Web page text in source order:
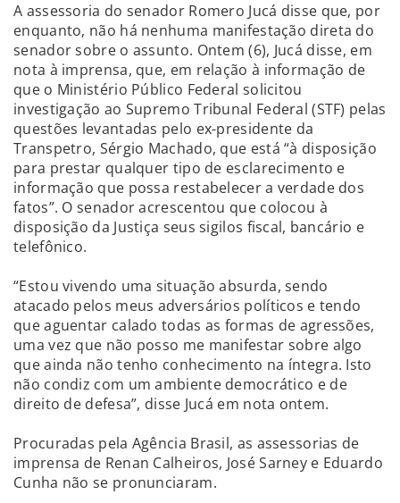
A assessoria do senador Romero Jucá disse que, por
enquanto, não há nenhuma manifestação direta do
senador sobre o assunto. Ontem (6), Jucá disse, em
nota à imprensa, que, em relação à informação de
que o Ministério Público Federal solicitou
investigação ao Supremo Tribunal Federal (STF) pelas
questões levantadas pelo ex-presidente da
Transpetro, Sérgio Machado, que está “à disposição
para prestar qualquer tipo de esclarecimento e
informação que possa restabelecer a verdade dos
fatos”. O senador acrescentou que colocou à
disposição da Justiça seus sigilos fiscal, bancário e
telefônico.
“Estou vivendo uma situação absurda, sendo
atacado pelos meus adversários políticos e tendo
que aguentar calado todas as formas de agressões,
uma vez que não posso me manifestar sobre algo
que ainda não tenho conhecimento na íntegra. Isto
não condiz com um ambiente democrático e de
direito de defesa”, disse Jucá em nota ontem.
Procuradas pela Agência Brasil, as assessorias de
imprensa de Renan Calheiros, José Sarney e Eduardo
Cunha não se pronunciaram.